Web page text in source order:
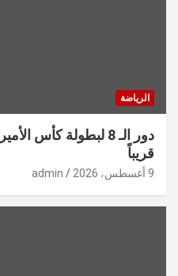
الرياضة
دور الـ 8 لبطولة
قريباً
9 أغسطس، 2026 admin